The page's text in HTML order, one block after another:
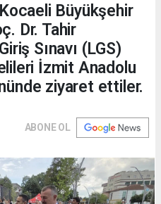
Büyükşehir
Dr. Tahir
Sınavı (LGS)
İzmit Anadolu
ziyaret ettiler.
ABONE OL